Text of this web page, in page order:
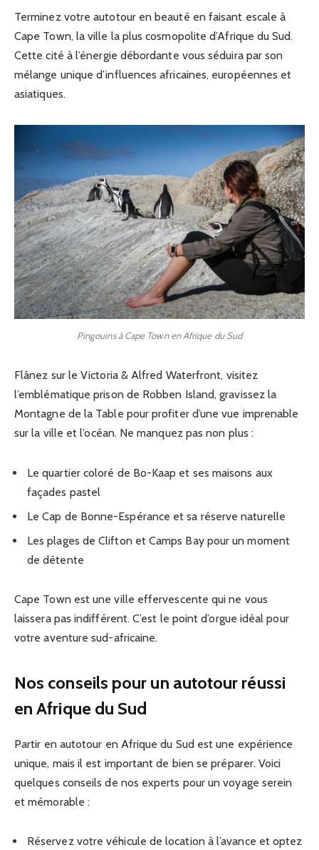
Terminez votre autotour en beauté en faisant escale à
Cape Town, la ville la plus cosmopolite d’Afrique du Sud.
Cette cité à l’énergie débordante vous séduira par son
mélange unique d’influences africaines, européennes et
asiatiques.
Pingouins à Cape Town en Afrique du Sud
Flânez sur le Victoria & Alfred Waterfront, visitez
l’emblématique prison de Robben Island, gravissez la
Montagne de la Table pour profiter d’une vue imprenable
sur la ville et l’océan. Ne manquez pas non plus :
Le quartier coloré de Bo-Kaap et ses maisons aux
façades pastel
Le Cap de Bonne-Espérance et sa réserve naturelle
Les plages de Clifton et Camps Bay pour un moment
de détente
Cape Town est une ville effervescente qui ne vous
laissera pas indifférent. C’est le point d’orgue idéal pour
votre aventure sud-africaine.
Nos conseils pour un autotour réussi
en Afrique du Sud
Partir en autotour en Afrique du Sud est une expérience
unique, mais il est important de bien se préparer. Voici
quelques conseils de nos experts pour un voyage serein
et mémorable :
Réservez votre véhicule de location à l’avance et optez